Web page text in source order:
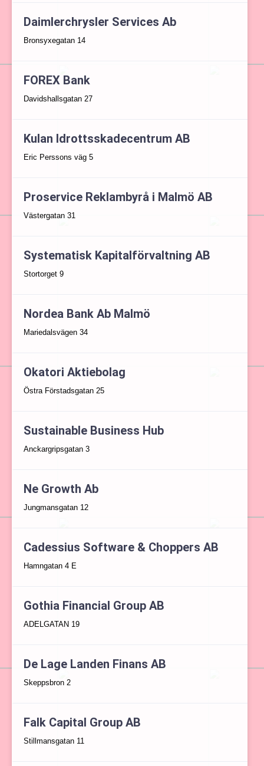
Daimlerchrysler Services Ab
Bronsyxegatan 14
FOREX Bank
Davidshallsgatan 27
Kulan Idrottsskadecentrum AB
Eric Perssons väg 5
Proservice Reklambyrå i Malmö AB
Västergatan 31
Systematisk Kapitalförvaltning AB
Stortorget 9
Nordea Bank Ab Malmö
Mariedalsvägen 34
Okatori Aktiebolag
Östra Förstadsgatan 25
Sustainable Business Hub
Anckargripsgatan 3
Ne Growth Ab
Jungmansgatan 12
Cadessius Software & Choppers AB
Hamngatan 4 E
Gothia Financial Group AB
ADELGATAN 19
De Lage Landen Finans AB
Skeppsbron 2
Falk Capital Group AB
Stillmansgatan 11